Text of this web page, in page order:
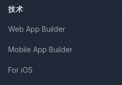
技术
Web App Builder
Mobile App Builder
For iOS